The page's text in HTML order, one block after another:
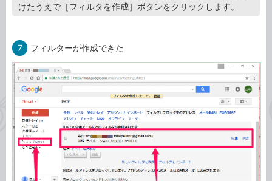
けたうえで［フィルタを作成］ボタンをクリックします。
7 フィルターが作成できた